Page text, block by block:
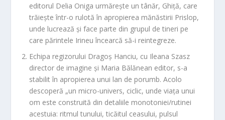
editorul Delia Oniga urmărește un tânăr, Ghiță, care
trăiește într-o rulotă în apropierea mănăstirii Prislop,
unde lucrează și face parte din grupul de tineri pe
care părintele Irineu încearcă să-i reintegreze.
Echipa regizorului Dragoș Hanciu, cu Ileana Szasz
director de imagine și Maria Bălănean editor, s-a
stabilit în apropierea unui lan de porumb. Acolo
descoperă „un micro-univers, ciclic, unde viața unui
om este construită din detaliile monotoniei/rutinei
acestuia: ritmul tunului, ticăitul ceasului, pulsul